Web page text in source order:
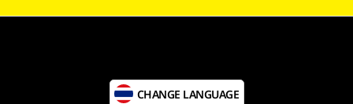
CHANGE LANGUAGE